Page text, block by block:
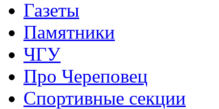
Газеты
Памятники
ЧГУ
Про Череповец
Спортивные секции